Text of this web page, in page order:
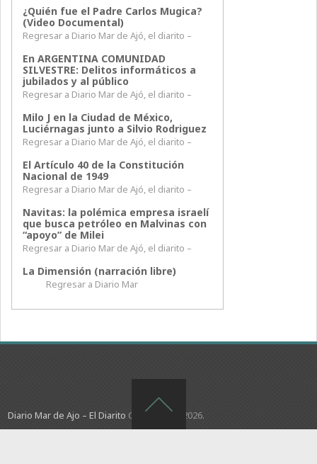
¿Quién fue el Padre Carlos Mugica?
(Video Documental)
Regresar a Diario Mar de Ajó, el diarito –
En ARGENTINA COMUNIDAD
SILVESTRE: Delitos informáticos a
jubilados y al público
Regresar a Diario Mar de Ajó, el diarito –
Milo J en la Ciudad de México,
Luciérnagas junto a Silvio Rodriguez
Regresar a Diario Mar de Ajó, el diarito –
El Artículo 40 de la Constitución
Nacional de 1949
Regresar a Diario Mar de Ajó, el diarito –
Navitas: la polémica empresa israelí
que busca petróleo en Malvinas con
“apoyo” de Milei
Regresar a Diario Mar de Ajó, el diarito –
La Dimensión (narración libre)
Regresar a Diario Mar
Diario Mar de Ajo – El Diarito Copyright © 2026.